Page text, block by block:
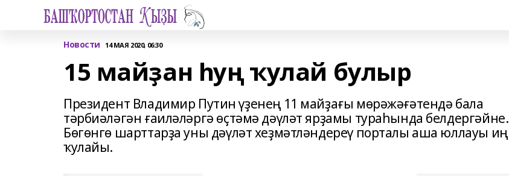
Новости 14 МАЯ 2020, 06:30
15 майҙан һуң ҡулай булыр
Президент Владимир Путин үҙенең 11 майҙағы мөрәжәғәтендә бала
тәрбиәләгән ғаиләләргә өҫтәмә дәүләт ярҙамы тураһында белдергәйне.
Бөгөнгө шарттарҙа уны дәүләт хеҙмәтләндереү порталы аша юллауы иң
ҡулайы.